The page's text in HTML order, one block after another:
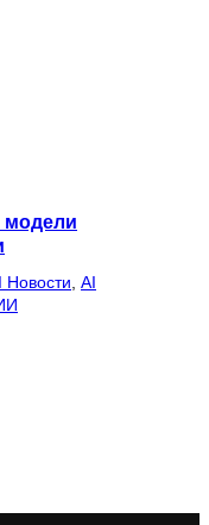
модели
Новости AI